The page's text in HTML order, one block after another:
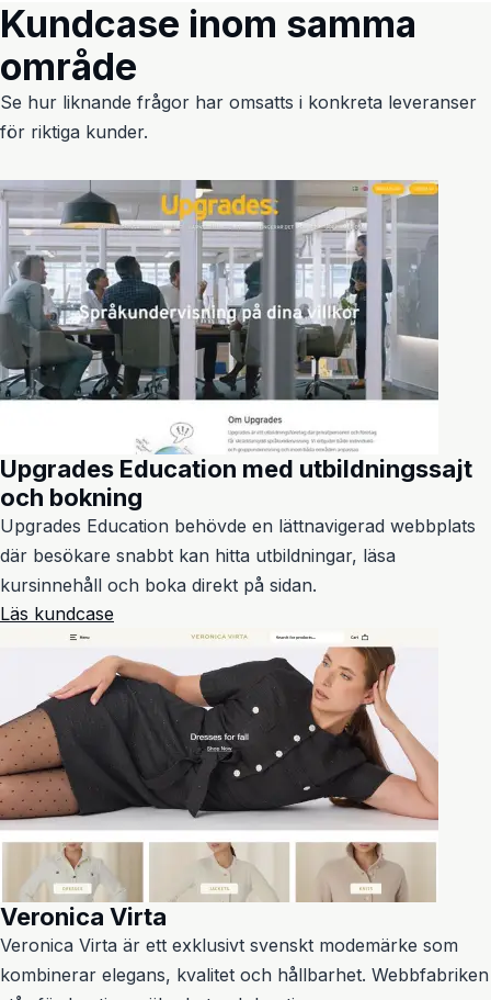
Kundcase inom samma
område
Se hur liknande frågor har omsatts i konkreta leveranser
för riktiga kunder.
Upgrades Education med utbildningssajt
och bokning
Upgrades Education behövde en lättnavigerad webbplats
där besökare snabbt kan hitta utbildningar, läsa
kursinnehåll och boka direkt på sidan.
Läs kundcase
Veronica Virta
Veronica Virta är ett exklusivt svenskt modemärke som
kombinerar elegans, kvalitet och hållbarhet. Webbfabriken